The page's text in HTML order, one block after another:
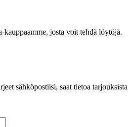
josta voit tehdä löytöjä.
sähköpostiisi, saat tietoa tarjouksista